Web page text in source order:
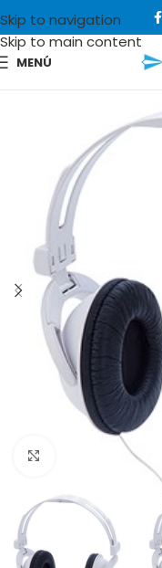
Skip to navigation
Skip to main content
MENÚ
Clic para ampliar